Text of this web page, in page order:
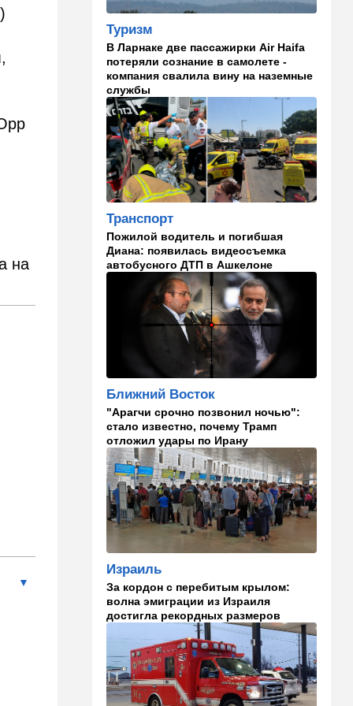
на
мир, выдвигая требования к
17:17 В мире
Дурной пример заразителен:
Анкара тоже начала
закручивать гайки
16:48 Деньги
Дочь Ольмерта
рассердилась на "Исракарт"
за отказ принимать платеж
для ООН
16:16 Ближний Восток
Ормуз на замке: Иран назвал
цену открытия пролива
В мире
Деменция и Паркинсон - что
еще приписывают
российские политтехнологи
французским политикам
Общество
больше не смеется:
американский фермер-мем в
шоке
14:35 Израиль
И снова труп - возле
Реховота нашли тело
мужчины
Новый удар по Японии: за
землетрясением юг страны
накрыл "Дельфин"
Мнения
Мы проиграли, но в
хорошей компании…
Туризм
В Ларнаке две пассажирки Air Haifa
потеряли сознание в самолете -
компания свалила вину на наземные
службы
Транспорт
Пожилой водитель и погибшая
Диана: появилась видеосъемка
автобусного ДТП в Ашкелоне
Ближний Восток
"Арагчи срочно позвонил ночью":
стало известно, почему Трамп
отложил удары по Ирану
Израиль
За кордон с перебитым крылом:
волна эмиграции из Израиля
достигла рекордных размеров